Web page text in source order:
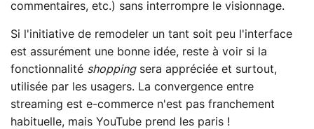
commentaires, etc.) sans interrompre le visionnage.
Si l'initiative de remodeler un tant soit peu l'interface
est assurément une bonne idée, reste à voir si la
fonctionnalité shoppingsera appréciée et surtout,
utilisée par les usagers. La convergence entre
streaming est e-commerce n'est pas franchement
habituelle, mais YouTube prend les paris !